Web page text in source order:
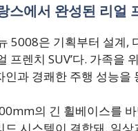
스에서 완성된 리얼
5008은 기획부터 설계,
프렌치 SUV’다. 가족을
인과 경쾌한 주행 성능을
의 긴 휠베이스를